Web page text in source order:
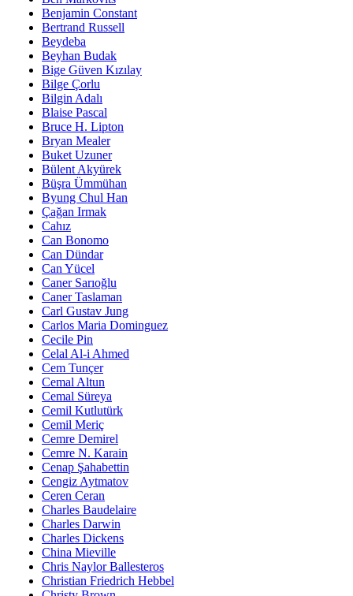
Benjamin Constant
Bertrand Russell
Beydeba
Beyhan Budak
Bige Güven Kızılay
Bilge Çorlu
Bilgin Adalı
Blaise Pascal
Bruce H. Lipton
Bryan Mealer
Buket Uzuner
Bülent Akyürek
Büşra Ümmühan
Byung Chul Han
Çağan Irmak
Cahız
Can Bonomo
Can Dündar
Can Yücel
Caner Sarıoğlu
Caner Taslaman
Carl Gustav Jung
Carlos Maria Dominguez
Cecile Pin
Celal Al-i Ahmed
Cem Tunçer
Cemal Altun
Cemal Süreya
Cemil Kutlutürk
Cemil Meriç
Cemre Demirel
Cemre N. Karain
Cenap Şahabettin
Cengiz Aytmatov
Ceren Ceran
Charles Baudelaire
Charles Darwin
Charles Dickens
China Mieville
Chris Naylor Ballesteros
Christian Friedrich Hebbel